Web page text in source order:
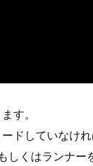
す。
ドしていなけれ
しくはランナ